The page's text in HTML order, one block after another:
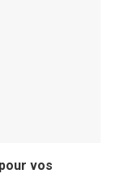
vos